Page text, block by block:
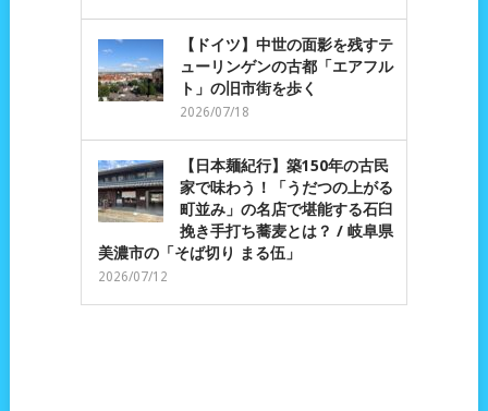
【ドイツ】中世の面影を残すテ
ューリンゲンの古都「エアフル
ト」の旧市街を歩く
2026/07/18
【日本麺紀行】築150年の古民
家で味わう！「うだつの上がる
町並み」の名店で堪能する石臼
挽き手打ち蕎麦とは？ / 岐阜県
美濃市の「そば切り まる伍」
2026/07/12